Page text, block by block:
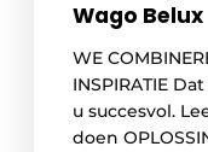
Wago Belux
WE
INSPIRATIE
u succesvol.
doen